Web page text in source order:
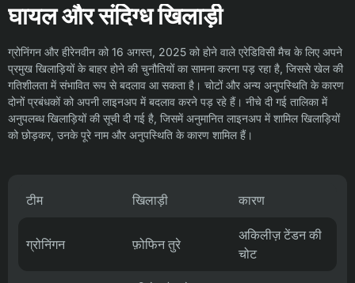
घायल और संदिग्ध खिलाड़ी
ग्रोनिंगन और हीरेनवीन को 16 अगस्त, 2025 को होने वाले एरेडिविसी मैच के लिए अपने
प्रमुख खिलाड़ियों के बाहर होने की चुनौतियों का सामना करना पड़ रहा है, जिससे खेल की
गतिशीलता में संभावित रूप से बदलाव आ सकता है। चोटों और अन्य अनुपस्थिति के कारण
दोनों प्रबंधकों को अपनी लाइनअप में बदलाव करने पड़ रहे हैं। नीचे दी गई तालिका में
अनुपलब्ध खिलाड़ियों की सूची दी गई है, जिसमें अनुमानित लाइनअप में शामिल खिलाड़ियों
को छोड़कर, उनके पूरे नाम और अनुपस्थिति के कारण शामिल हैं।
टीम खिलाड़ी कारण
ग्रोनिंगन फ़ोफिन तुरे
अकिलीज़ टेंडन की
चोट